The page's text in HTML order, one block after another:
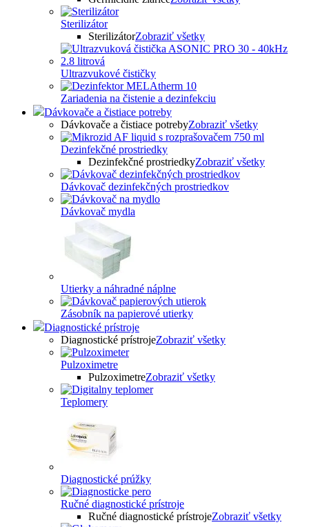
Sterilizátor
SterilizátorZobraziť všetky
Ultrazvukové čističky
Zariadenia na čistenie a dezinfekciu
Dávkovače a čistiace potreby
Dávkovače a čistiace potrebyZobraziť všetky
Dezinfekčné prostriedky
Dezinfekčné prostriedkyZobraziť všetky
Dávkovač dezinfekčných prostriedkov
Dávkovač mydla
Utierky a náhradné náplne
Zásobník na papierové utierky
Diagnostické prístroje
Diagnostické prístrojeZobraziť všetky
Pulzoximetre
PulzoximetreZobraziť všetky
Teplomery
Diagnostické prúžky
Ručné diagnostické prístroje
Ručné diagnostické prístrojeZobraziť všetky